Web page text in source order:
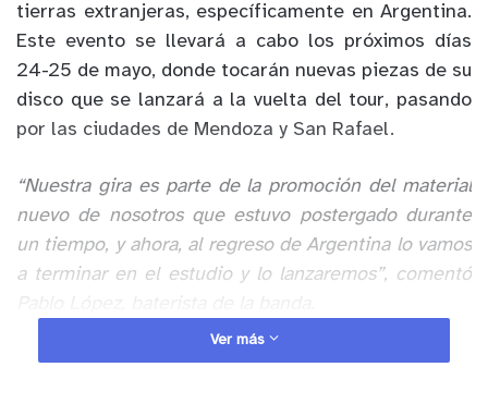
tierras extranjeras, específicamente en Argentina.
Este evento se llevará a cabo los próximos días
24-25 de mayo, donde tocarán nuevas piezas de su
disco que se lanzará a la vuelta del tour, pasando
por las ciudades de Mendoza y San Rafael.
“Nuestra gira es parte de la promoción del material
nuevo de nosotros que estuvo postergado durante
un tiempo, y ahora, al regreso de Argentina lo vamos
a terminar en el estudio y lo lanzaremos”, comentó
Anuncio Patrocinado
Ver más